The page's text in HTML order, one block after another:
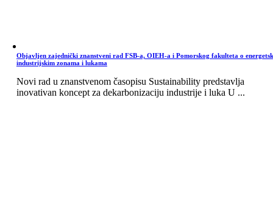
Objavljen zajednički znanstveni rad FSB-a, OIEH-a i Pomorskog fakulteta o
industrijskim zonama i lukama
Novi rad u znanstvenom časopisu Sustainability predstavlja
inovativan koncept za dekarbonizaciju industrije i luka U ...